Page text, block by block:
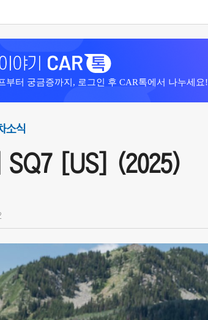
부터 궁금증까지, 로그인 후 CAR톡에서 나누세요!
소식
SQ7 [US] (2025)